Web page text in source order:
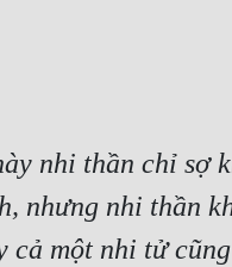
nhi thần chỉ sợ
nhưng nhi thần
cả một nhi tử